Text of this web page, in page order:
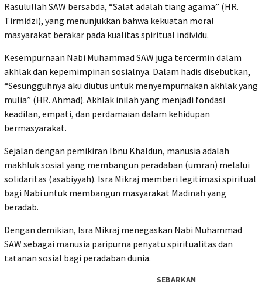
Rasulullah SAW bersabda, “Salat adalah tiang agama” (HR.
Tirmidzi), yang menunjukkan bahwa kekuatan moral
masyarakat berakar pada kualitas spiritual individu.
Kesempurnaan Nabi Muhammad SAW juga tercermin dalam
akhlak dan kepemimpinan sosialnya. Dalam hadis disebutkan,
“Sesungguhnya aku diutus untuk menyempurnakan akhlak yang
mulia” (HR. Ahmad). Akhlak inilah yang menjadi fondasi
keadilan, empati, dan perdamaian dalam kehidupan
bermasyarakat.
Sejalan dengan pemikiran Ibnu Khaldun, manusia adalah
makhluk sosial yang membangun peradaban (umran) melalui
solidaritas (asabiyyah). Isra Mikraj memberi legitimasi spiritual
bagi Nabi untuk membangun masyarakat Madinah yang
beradab.
Dengan demikian, Isra Mikraj menegaskan Nabi Muhammad
SAW sebagai manusia paripurna penyatu spiritualitas dan
tatanan sosial bagi peradaban dunia.
SEBARKAN